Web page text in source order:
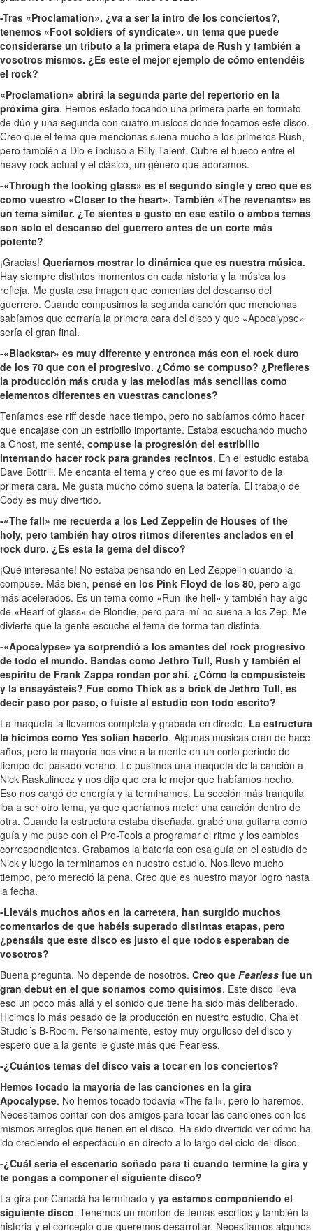
-Tras «Proclamation», ¿va a ser la intro de los conciertos?,
tenemos «Foot soldiers of syndicate», un tema que puede
considerarse un tributo a la primera etapa de Rush y también a
vosotros mismos. ¿Es este el mejor ejemplo de cómo entendéis
el rock?
«Proclamation» abrirá la segunda parte del repertorio en la
próxima gira. Hemos estado tocando una primera parte en formato
de dúo y una segunda con cuatro músicos donde tocamos este disco.
Creo que el tema que mencionas suena mucho a los primeros Rush,
pero también a Dio e incluso a Billy Talent. Cubre el hueco entre el
heavy rock actual y el clásico, un género que adoramos.
-«Through the looking glass» es el segundo single y creo que es
como vuestro «Closer to the heart». También «The revenants» es
un tema similar. ¿Te sientes a gusto en ese estilo o ambos temas
son solo el descanso del guerrero antes de un corte más
potente?
¡Gracias! Queríamos mostrar lo dinámica que es nuestra música.
Hay siempre distintos momentos en cada historia y la música los
refleja. Me gusta esa imagen que comentas del descanso del
guerrero. Cuando compusimos la segunda canción que mencionas
sabíamos que cerraría la primera cara del disco y que «Apocalypse»
sería el gran final.
-«Blackstar» es muy diferente y entronca más con el rock duro
de los 70 que con el progresivo. ¿Cómo se compuso? ¿Prefieres
la producción más cruda y las melodías más sencillas como
elementos diferentes en vuestras canciones?
Teníamos ese riff desde hace tiempo, pero no sabíamos cómo hacer
que encajase con un estribillo importante. Estaba escuchando mucho
a Ghost, me senté, compuse la progresión del estribillo
intentando hacer rock para grandes recintos. En el estudio estaba
Dave Bottrill. Me encanta el tema y creo que es mi favorito de la
primera cara. Me gusta mucho cómo suena la batería. El trabajo de
Cody es muy divertido.
-«The fall» me recuerda a los Led Zeppelin de Houses of the
holy, pero también hay otros ritmos diferentes anclados en el
rock duro. ¿Es esta la gema del disco?
¡Qué interesante! No estaba pensando en Led Zeppelin cuando la
compuse. Más bien, pensé en los Pink Floyd de los 80, pero algo
más acelerados. Es un tema como «Run like hell» y también hay algo
de «Hearf of glass» de Blondie, pero para mí no suena a los Zep. Me
divierte que la gente escuche el tema de forma tan distinta.
-«Apocalypse» ya sorprendió a los amantes del rock progresivo
de todo el mundo. Bandas como Jethro Tull, Rush y también el
espíritu de Frank Zappa rondan por ahí. ¿Cómo la compusisteis
y la ensayásteis? Fue como Thick as a brick de Jethro Tull, es
decir paso por paso, o fuiste al estudio con todo escrito?
La maqueta la llevamos completa y grabada en directo. La estructura
la hicimos como Yes solían hacerlo. Algunas músicas eran de hace
años, pero la mayoría nos vino a la mente en un corto periodo de
tiempo del pasado verano. Le pusimos una maqueta de la canción a
Nick Raskulinecz y nos dijo que era lo mejor que habíamos hecho.
Eso nos cargó de energía y la terminamos. La sección más tranquila
iba a ser otro tema, ya que queríamos meter una canción dentro de
otra. Cuando la estructura estaba diseñada, grabé una guitarra como
guía y me puse con el Pro-Tools a programar el ritmo y los cambios
correspondientes. Grabamos la batería con esa guía en el estudio de
Nick y luego la terminamos en nuestro estudio. Nos llevo mucho
tiempo, pero mereció la pena. Creo que es nuestro mayor logro hasta
la fecha.
-Lleváis muchos años en la carretera, han surgido muchos
comentarios de que habéis superado distintas etapas, pero
¿pensáis que este disco es justo el que todos esperaban de
vosotros?
Buena pregunta. No depende de nosotros. Creo que Fearless fue un
gran debut en el que sonamos como quisimos. Este disco lleva
eso un poco más allá y el sonido que tiene ha sido más deliberado.
Hicimos lo más pesado de la producción en nuestro estudio, Chalet
Studio´s B-Room. Personalmente, estoy muy orgulloso del disco y
espero que a la gente le guste más que Fearless.
-¿Cuántos temas del disco vais a tocar en los conciertos?
Hemos tocado la mayoría de las canciones en la gira
Apocalypse. No hemos tocado todavía «The fall», pero lo haremos.
Necesitamos contar con dos amigos para tocar las canciones con los
mismos arreglos que tienen en el disco. Ha sido divertido ver cómo ha
ido creciendo el espectáculo en directo a lo largo del ciclo del disco.
-¿Cuál sería el escenario soñado para ti cuando termine la gira y
te pongas a componer el siguiente disco?
La gira por Canadá ha terminado y ya estamos componiendo el
siguiente disco. Tenemos un montón de temas escritos y también la
historia y el concepto que queremos desarrollar. Necesitamos algunos